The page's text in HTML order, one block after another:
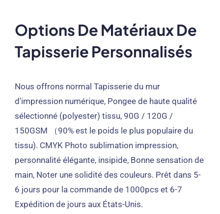
Options De Matériaux De
Tapisserie Personnalisés
Nous offrons normal Tapisserie du mur
d'impression numérique, Pongee de haute qualité
sélectionné (polyester) tissu, 90G / 120G /
150GSM （90% est le poids le plus populaire du
tissu). CMYK Photo sublimationimpression,
personnalité élégante, insipide, Bonne sensation de
main, Noter une solidité des couleurs. Prêt dans 5-
6 jours pour la commande de 1000pcs et 6-7
Expédition de jours aux États-Unis.